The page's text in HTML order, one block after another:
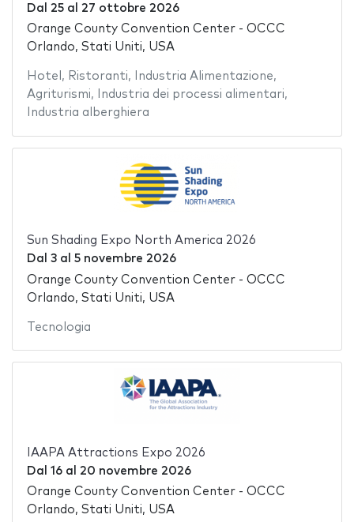
Dal 25al 27 ottobre 2026
Orange County Convention Center - OCCC
Orlando, Stati Uniti, USA
Hotel , Ristoranti, Industria Alimentazione,
Agriturismi, Industria dei processi alimentari,
Industria alberghiera
Sun Shading Expo North America 2026
Dal 3al 5 novembre 2026
Orange County Convention Center - OCCC
Orlando, Stati Uniti, USA
Tecnologia
IAAPA Attractions Expo 2026
Dal 16al 20 novembre 2026
Orange County Convention Center - OCCC
Orlando, Stati Uniti, USA